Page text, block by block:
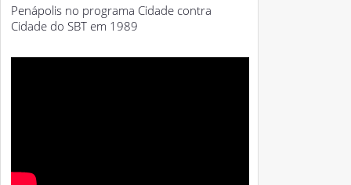
Penápolis no programa Cidade contra
Cidade do SBT em 1989